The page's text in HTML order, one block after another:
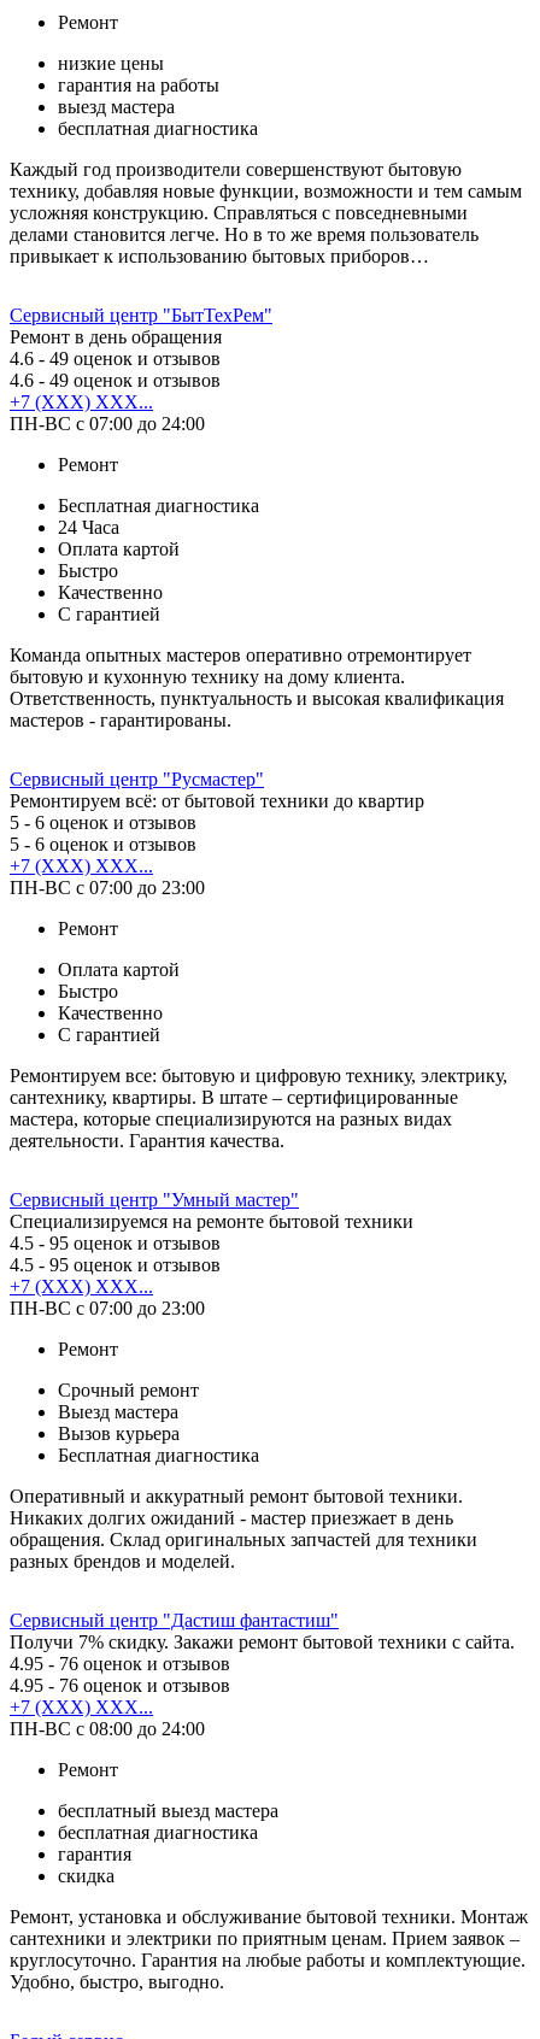
Ремонт
низкие цены
гарантия на работы
выезд мастера
бесплатная диагностика
Каждый год производители совершенствуют бытовую
технику, добавляя новые функции, возможности и тем самым
усложняя конструкцию. Справляться с повседневными
делами становится легче. Но в то же время пользователь
привыкает к использованию бытовых приборов…
Сервисный центр "БытТехРем"
Ремонт в день обращения
4.6 - 49 оценок и отзывов
4.6 - 49 оценок и отзывов
+7 (XXX) XXX...
ПН-ВС с 07:00 до 24:00
Ремонт
Бесплатная диагностика
24 Часа
Оплата картой
Быстро
Качественно
С гарантией
Команда опытных мастеров оперативно отремонтирует
бытовую и кухонную технику на дому клиента.
Ответственность, пунктуальность и высокая квалификация
мастеров - гарантированы.
Сервисный центр "Русмастер"
Ремонтируем всё: от бытовой техники до квартир
5 - 6 оценок и отзывов
5 - 6 оценок и отзывов
+7 (XXX) XXX...
ПН-ВС с 07:00 до 23:00
Ремонт
Оплата картой
Быстро
Качественно
С гарантией
Ремонтируем все: бытовую и цифровую технику, электрику,
сантехнику, квартиры. В штате – сертифицированные
мастера, которые специализируются на разных видах
деятельности. Гарантия качества.
Сервисный центр "Умный мастер"
Специализируемся на ремонте бытовой техники
4.5 - 95 оценок и отзывов
4.5 - 95 оценок и отзывов
+7 (XXX) XXX...
ПН-ВС с 07:00 до 23:00
Ремонт
Срочный ремонт
Выезд мастера
Вызов курьера
Бесплатная диагностика
Оперативный и аккуратный ремонт бытовой техники.
Никаких долгих ожиданий - мастер приезжает в день
обращения. Склад оригинальных запчастей для техники
разных брендов и моделей.
Сервисный центр "Дастиш фантастиш"
Получи 7% скидку. Закажи ремонт бытовой техники с сайта.
4.95 - 76 оценок и отзывов
4.95 - 76 оценок и отзывов
+7 (XXX) XXX...
ПН-ВС с 08:00 до 24:00
Ремонт
бесплатный выезд мастера
бесплатная диагностика
гарантия
скидка
Ремонт, установка и обслуживание бытовой техники. Монтаж
сантехники и электрики по приятным ценам. Прием заявок –
круглосуточно. Гарантия на любые работы и комплектующие.
Удобно, быстро, выгодно.